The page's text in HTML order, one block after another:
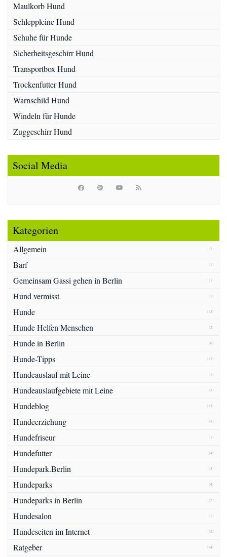
Maulkorb Hund
Schleppleine Hund
Schuhe für Hunde
Sicherheitsgeschirr Hund
Transportbox Hund
Trockenfutter Hund
Warnschild Hund
Windeln für Hunde
Zuggeschirr Hund
Social Media
Kategorien
Allgemein (7)
Barf (1)
Gemeinsam Gassi gehen in Berlin (1)
Hund vermisst (1)
Hunde (12)
Hunde Helfen Menschen (2)
Hunde in Berlin (6)
Hunde-Tipps (13)
Hundeauslauf mit Leine (1)
Hundeauslaufgebiete mit Leine (3)
Hundeblog (13)
Hundeerziehung (5)
Hundefriseur (1)
Hundefutter (4)
Hundepark.Berlin (3)
Hundeparks (4)
Hundeparks in Berlin (2)
Hundesalon (1)
Hundeseiten im Internet (2)
Ratgeber (14)